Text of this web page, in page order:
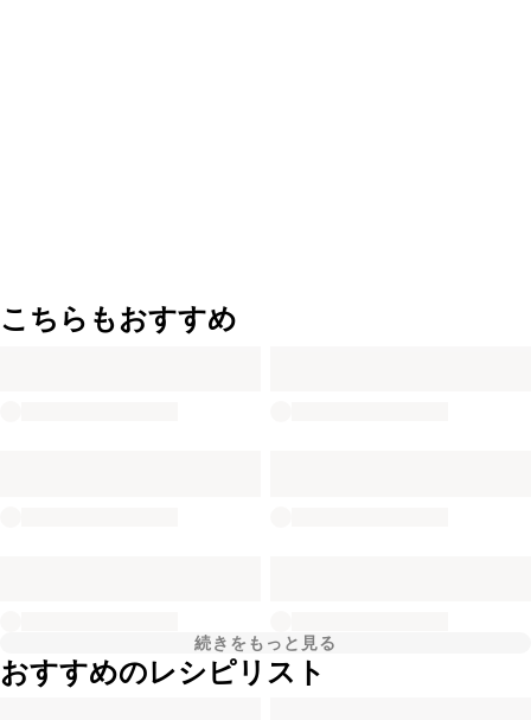
こちらもおすすめ
続きをもっと見る
おすすめのレシピリスト